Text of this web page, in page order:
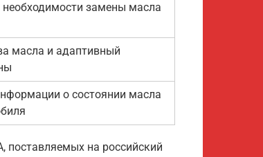
замены масла
масла и адаптивный
о состоянии масла
поставляемых на российский